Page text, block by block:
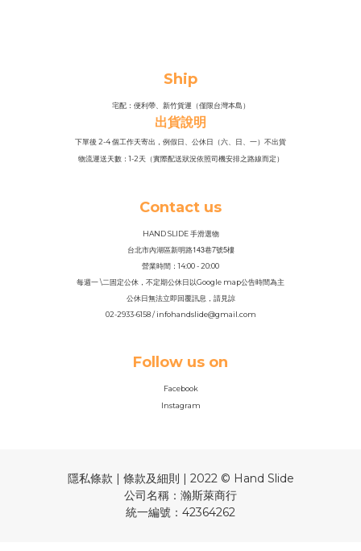
Ship
宅配：便利帶、新竹貨運（僅限台灣本島）
出貨說明
下單後 2-4 個工作天寄出，例假日、公休日（六、日、一）不出貨
物流運送天數：1-2天（實際配送狀況依照司機安排之路線而定）
Contact us
HAND SLIDE 手滑選物
台北市內湖區新明路143巷7號5樓
營業時間：14:00 - 20:00
每週一 \二固定公休，不定期公休日以Google map公告時間為主
公休日無法立即回覆訊息，請見諒
02-2933-6158 / infohandslide@gmail.com
Follow us on
Facebook
Instagram
隱私條款 | 條款及細則 | 2022 © Hand Slide
公司名稱：瀚斯萊商行
統一編號：42364262